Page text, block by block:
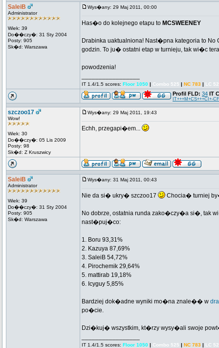
SaleiB
Administrator
Wiek: 39
Do��czy�: 31 Sty 2004
Posty: 905
Sk�d: Warszawa
Wys�any: 29 Maj 2011, 00:00
Has�o do kolejnego etapu to MCSWEENEY
Drabinka uaktualniona! Nast�pna kategoria to
godzin. To ju� ostatni etap w turnieju, tak wi�c
powodzenia!
IT 1.4/1.5 scores: Floor 1050 | Combo 525 | NC 783 | LC
Profil FLD: 34 IT
IT+++M+CS+++CI+-
szczoo17
Wow!
Wiek: 30
Do��czy�: 05 Lis 2009
Posty: 98
Sk�d: Z Kruszwicy
Wys�any: 29 Maj 2011, 19:43
Echh, przegapi�em...
SaleiB
Administrator
Wiek: 39
Do��czy�: 31 Sty 2004
Posty: 905
Sk�d: Warszawa
Wys�any: 31 Maj 2011, 00:43
Nie da si� ukry� szczoo17 Chocia� turniej
No dobrze, ostatnia runda zako�czy�a si�, tak
nast�puj�co:
1. Boru 93,31%
2. Kazuya 87,69%
3. SaleiB 54,72%
4. Pirochemik 29,64%
5. mattirab 19,18%
6. Icyguy 5,85%
Bardziej dok�adne wyniki mo�na znale�� w
po�cie.
Dzi�kuj� wszystkim, kt�rzy wysy�ali swoje
IT 1.4/1.5 scores: Floor 1050 | Combo 525 | NC 783 | LC